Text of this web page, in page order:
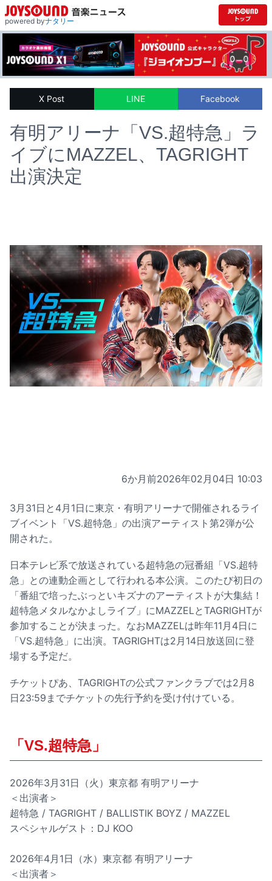
powered byナタリー
X Post LINE Facebook
有明アリーナ「VS.超特急」ラ
イブにMAZZEL、TAGRIGHT
出演決定
6か月前2026年02月04日 10:03
3月31日と4月1日に東京・有明アリーナで開催されるライ
ブイベント「VS.超特急」の出演アーティスト第2弾が公
開された。
日本テレビ系で放送されている超特急の冠番組「VS.超特
急」との連動企画として行われる本公演。このたび初日の
「番組で培ったぶっといキズナのアーティストが大集結！
超特急メタルなかよしライブ」にMAZZELとTAGRIGHTが
参加することが決まった。なおMAZZELは昨年11月4日に
「VS.超特急」に出演。TAGRIGHTは2月14日放送回に登
場する予定だ。
チケットぴあ、TAGRIGHTの公式ファンクラブでは2月8
日23:59までチケットの先行予約を受け付けている。
「VS.超特急」
2026年3月31日（火）東京都 有明アリーナ
＜出演者＞
超特急 / TAGRIGHT / BALLISTIK BOYZ / MAZZEL
スペシャルゲスト：DJ KOO
2026年4月1日（水）東京都 有明アリーナ
＜出演者＞